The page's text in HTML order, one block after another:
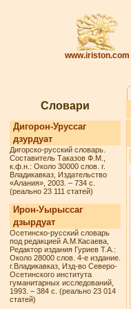
www.iriston.com
Словари
Дигорон-Уруссаг
дзурдуат
Дигорско-русский словарь.
Составитель Таказов Ф.М.,
к.ф.н.: Около 30000 слов. г.
Владикавказ, Издательство
«Алания», 2003. – 734 с.
(реально 23 111 статей)
Ирон-Уырыссаг
дзырдуат
Осетинско-русский словарь
под редакцией А.М.Касаева,
Редактор издания Гуриев Т.А.:
Около 28000 слов. 4-е издание.
г.Владикавказ, Изд-во Северо-
Осетинского института
гуманитарных исследований,
1993. – 384 с. (реально 23 014
статей)